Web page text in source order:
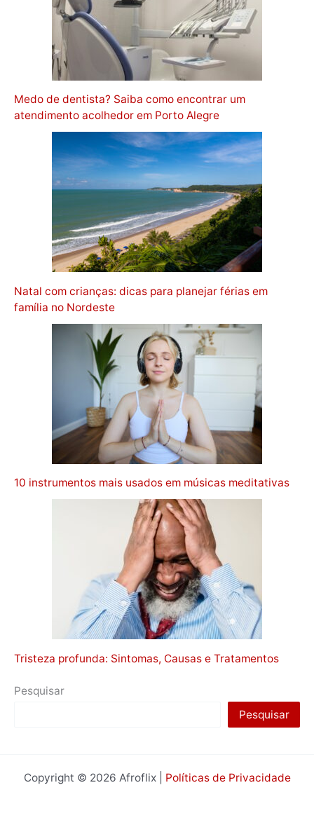
Medo de dentista? Saiba como encontrar um
atendimento acolhedor em Porto Alegre
Natal com crianças: dicas para planejar férias em
família no Nordeste
10 instrumentos mais usados em músicas meditativas
Tristeza profunda: Sintomas, Causas e Tratamentos
Pesquisar
Pesquisar
Copyright © 2026 Afroflix | Políticas de Privacidade